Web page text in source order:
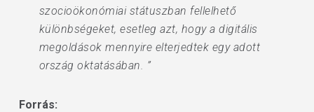
szocioökonómiai státuszban fellelhető
különbségeket, esetleg azt, hogy a digitális
megoldások mennyire elterjedtek egy adott
ország oktatásában. ”
Forrás: